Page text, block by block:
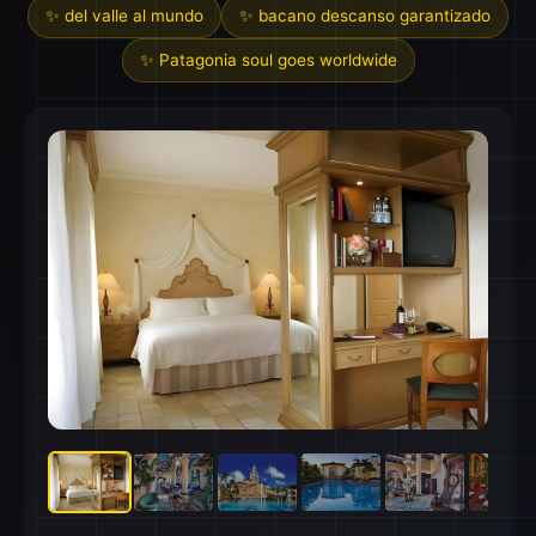
✨ del valle al mundo ✨ bacano descanso garantizado
✨ Patagonia soul goes worldwide